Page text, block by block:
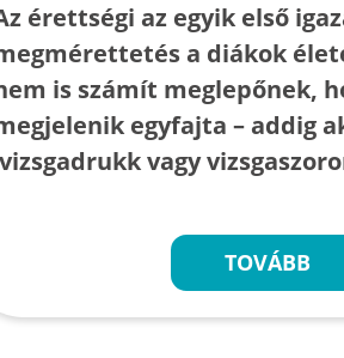
érettségi az egyik első
a diákok
is számít meglepőnek,
egyfajta – addig
vagy
TOVÁBB